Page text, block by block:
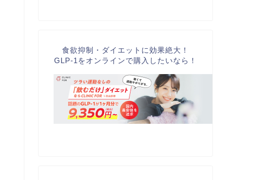
食欲抑制・ダイエットに効果絶大！
GLP-1をオンラインで購入したいなら！